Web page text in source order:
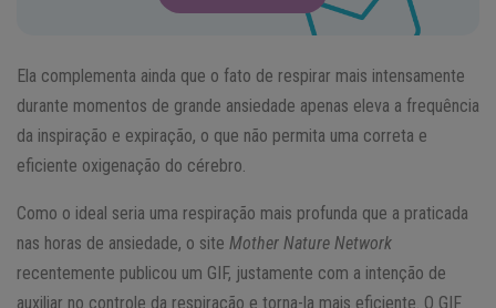
Ela complementa ainda que o fato de respirar mais intensamente
durante momentos de grande ansiedade apenas eleva a frequência
da inspiração e expiração, o que não permita uma correta e
eficiente oxigenação do cérebro.
Como o ideal seria uma respiração mais profunda que a praticada
nas horas de ansiedade, o site Mother Nature Network
recentemente publicou um GIF, justamente com a intenção de
auxiliar no controle da respiração e torna-la mais eficiente. O GIF